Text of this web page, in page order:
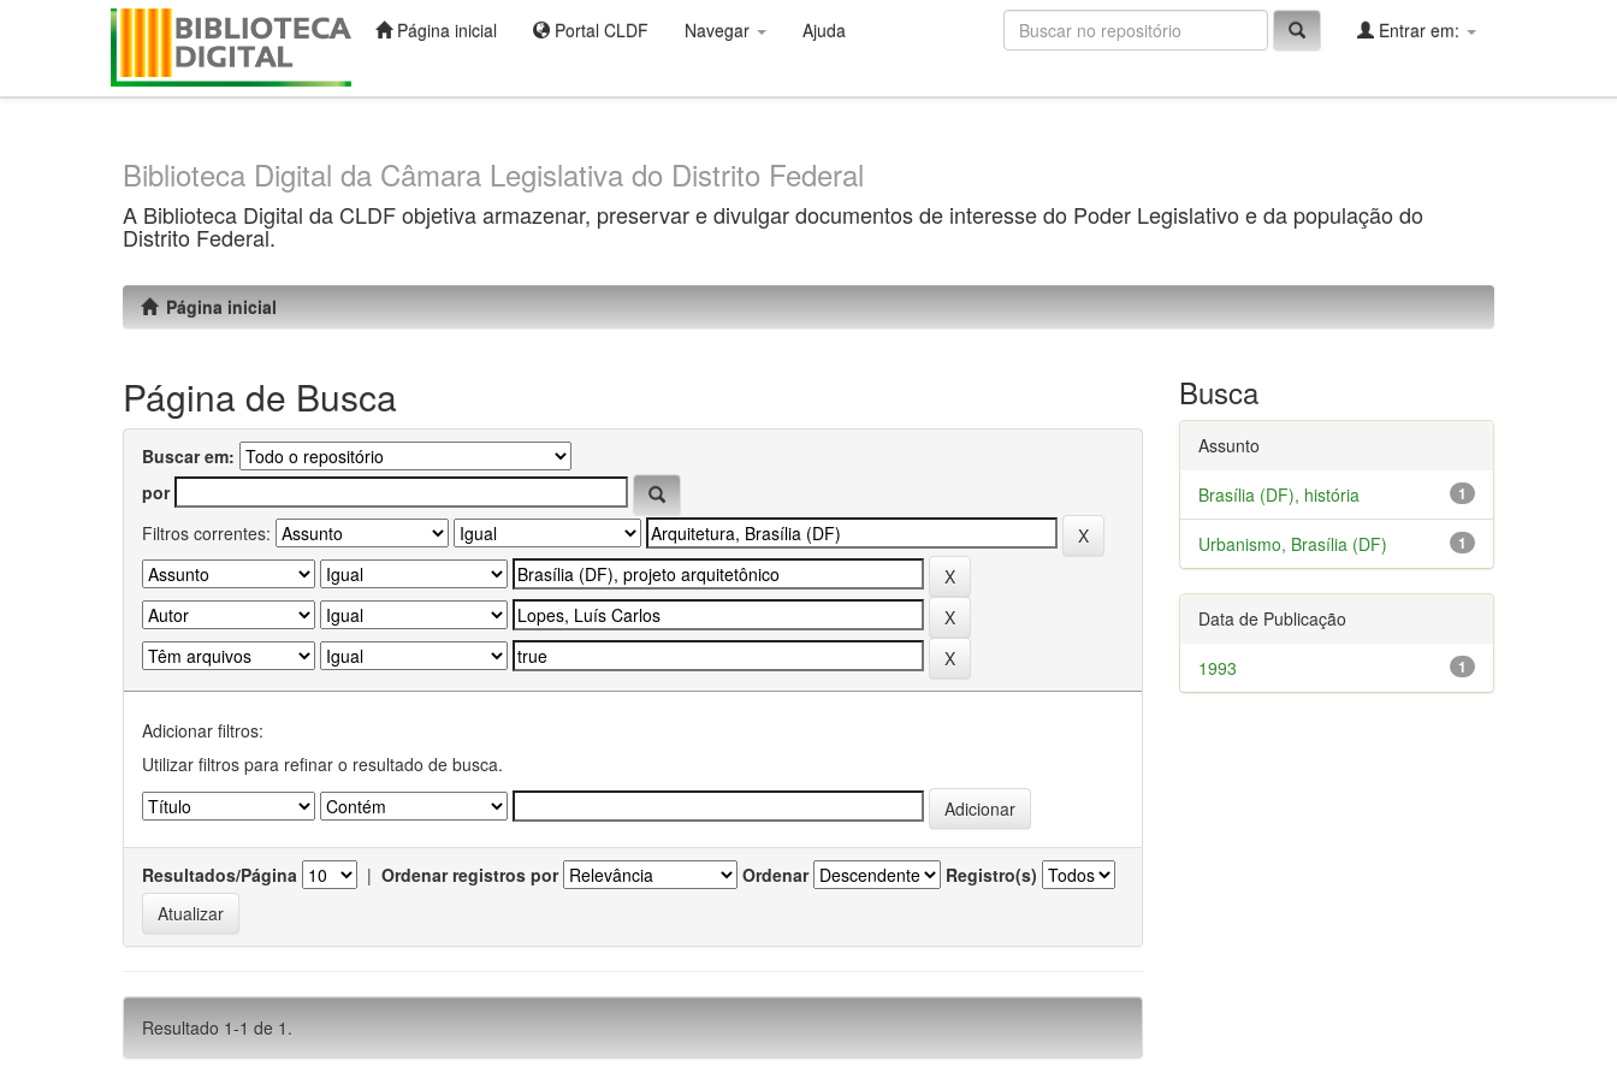
Página inicial Portal CLDF Navegar Ajuda Entrar em:
Biblioteca Digital da Câmara Legislativa do Distrito Federal
A Biblioteca Digital da CLDF objetiva armazenar, preservar e divulgar documentos de interesse do Poder Legislativo e da população do
Distrito Federal.
Página inicial
Página de Busca
Buscar em:
por
Filtros correntes:
Adicionar filtros:
Utilizar filtros para refinar o resultado de busca.
Resultados/Página | Ordenar registros por Ordenar Registro(s)
Resultado 1-1 de 1.
Busca
Assunto
1
Brasília (DF), história
1
Urbanismo, Brasília (DF)
Data de Publicação
1
1993